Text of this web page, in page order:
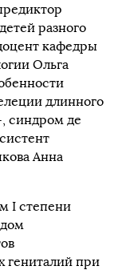
разного
кафедры
Ольга
длинного
синдром де
Анна
I степени
гениталий при